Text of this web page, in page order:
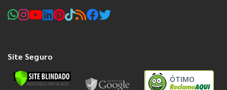
Site Seguro
ÓTIMO